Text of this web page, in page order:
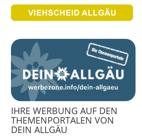
IHRE WERBUNG AUF DEN
THEMENPORTALEN VON
DEIN ALLGÄU